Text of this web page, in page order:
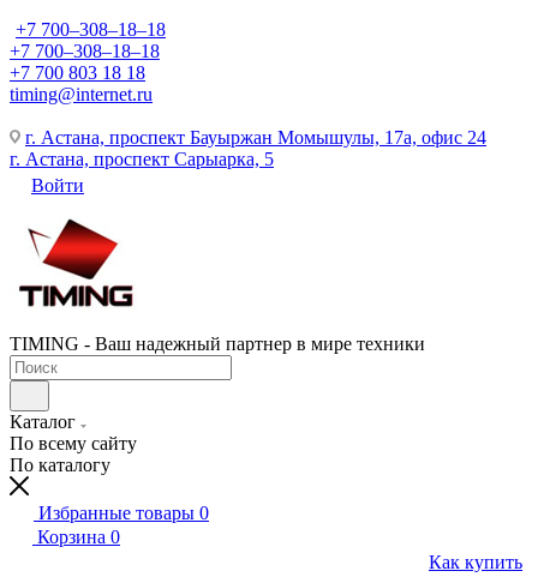
+7 700‒308‒18‒18
+7 700‒308‒18‒18
+7 700 803 18 18
timing@internet.ru
г. Астана, проспект Бауыржан Момышулы, 17а, офис 24
г. Астана, проспект Сарыарка, 5
Войти
TIMING - Ваш надежный партнер в мире техники
Каталог
По всему сайту
По каталогу
Избранные товары 0
Корзина 0
Как купить